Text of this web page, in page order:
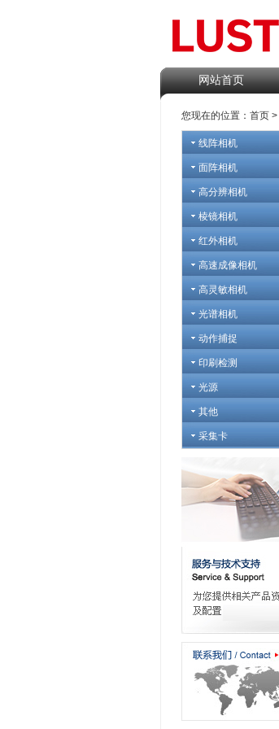
网站首页
您现在的位置： 首页 >
线阵相机
面阵相机
高分辨相机
棱镜相机
红外相机
高速成像相机
高灵敏相机
光谱相机
动作捕捉
印刷检测
光源
其他
采集卡